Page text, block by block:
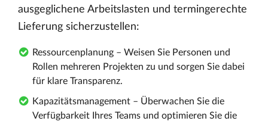
ausgeglichene Arbeitslasten und termingerechte
Lieferung sicherzustellen:
Ressourcenplanung – Weisen Sie Personen und
Rollen mehreren Projekten zu und sorgen Sie dabei
für klare Transparenz.
Kapazitätsmanagement – Überwachen Sie die
Verfügbarkeit Ihres Teams und optimieren Sie die